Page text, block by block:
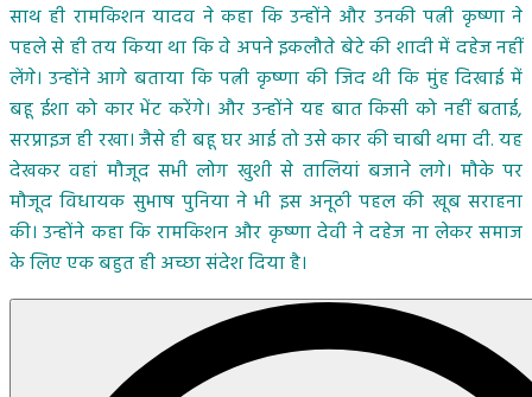
साथ ही रामकिशन यादव ने कहा कि उन्होंने और उनकी पत्नी कृष्णा ने
पहले से ही तय किया था कि वे अपने इकलौते बेटे की शादी में दहेज नहीं
लेंगे। उन्होंने आगे बताया कि पत्नी कृष्णा की जिद थी कि मुंह दिखाई में
बहू ईशा को कार भेंट करेंगे। और उन्होंने यह बात किसी को नहीं बताई,
सरप्राइज ही रखा। जैसे ही बहू घर आई तो उसे कार की चाबी थमा दी. यह
देखकर वहां मौजूद सभी लोग खुशी से तालियां बजाने लगे। मौके पर
मौजूद विधायक सुभाष पुनिया ने भी इस अनूठी पहल की खूब सराहना
की। उन्होंने कहा कि रामकिशन और कृष्णा देवी ने दहेज ना लेकर समाज
के लिए एक बहुत ही अच्छा संदेश दिया है।